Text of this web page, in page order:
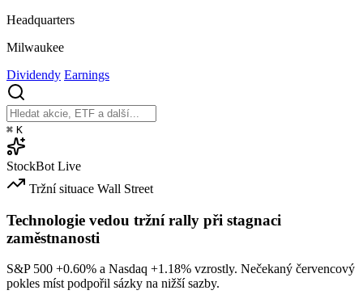
Headquarters
Milwaukee
Dividendy Earnings
⌘ K
StockBot Live
Tržní situace Wall Street
Technologie vedou tržní rally při stagnaci
zaměstnanosti
S&P 500 +0.60% a Nasdaq +1.18% vzrostly. Nečekaný červencový
pokles míst podpořil sázky na nižší sazby.